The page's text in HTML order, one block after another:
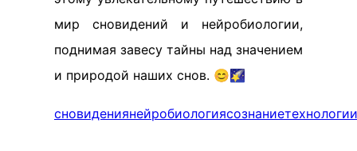
мир сновидений и нейробиологии,
поднимая завесу тайны над значением
и природой наших снов. 😊🌠
сновидениянейробиологиясознаниетехнологии